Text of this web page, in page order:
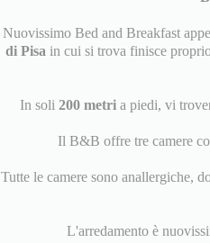
Nuovissimo Bed and Breakfast
di Pisa in cui si trova finisce
In soli 200 metri a piedi, vi
Il B&B offre tre camere
Tutte le camere sono anallergiche,
L'arredamento è